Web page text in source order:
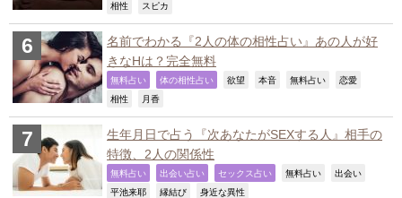
相性 スピカ
名前でわかる『2人の体の相性占い』あの人が好
きなHは？完全無料
無料占い 体の相性占い 欲望 本音 無料占い 恋愛
相性 月香
生年月日で占う『次あなたがSEXする人』相手の
特徴、2人の関係性
無料占い 出会い占い セックス占い 無料占い 出会い
平池来耶 縁結び 身近な異性